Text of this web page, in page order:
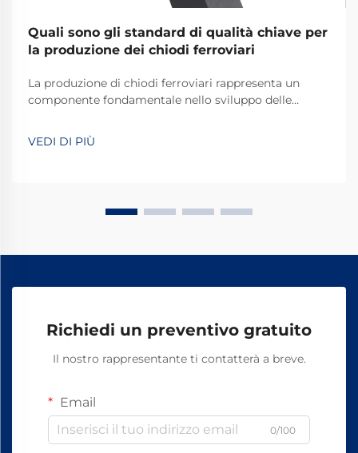
Quali sono gli standard di qualità chiave per
la produzione dei chiodi ferroviari
La produzione di chiodi ferroviari rappresenta un
componente fondamentale nello sviluppo delle
rigorosi standard qualitativi volti a garantire la
sicurezza e la durata dei sistemi ferroviari in tutto il
VEDI DI PIÙ
Richiedi un preventivo gratuito
Il nostro rappresentante ti contatterà a breve.
Email
0/100